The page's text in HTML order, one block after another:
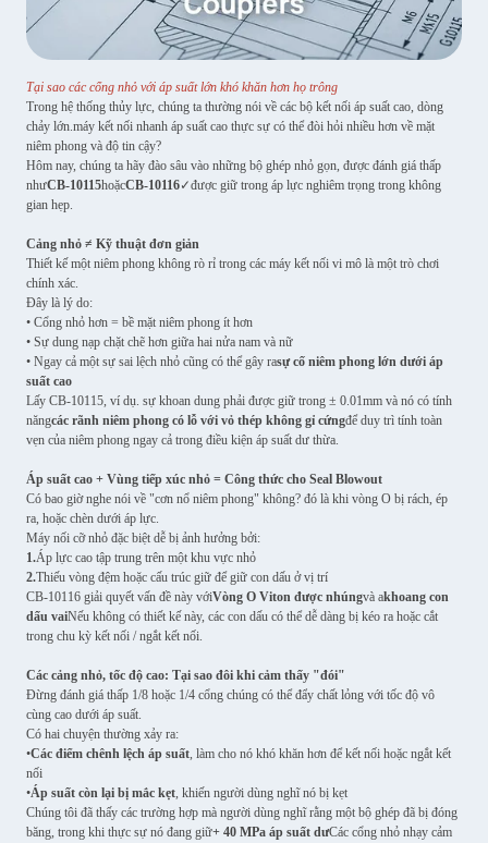
Tại sao các cổng nhỏ với áp suất lớn khó khăn hơn họ trông
Trong hệ thống thủy lực, chúng ta thường nói về các bộ kết nối áp suất cao, dòng
chảy lớn.máy kết nối nhanh áp suất cao thực sự có thể đòi hỏi nhiều hơn về mặt
niêm phong và độ tin cậy?
Hôm nay, chúng ta hãy đào sâu vào những bộ ghép nhỏ gọn, được đánh giá thấp
nhưCB-10115hoặcCB-10116✓được giữ trong áp lực nghiêm trọng trong không
gian hẹp.
Cảng nhỏ ≠ Kỹ thuật đơn giản
Thiết kế một niêm phong không rò rỉ trong các máy kết nối vi mô là một trò chơi
chính xác.
Đây là lý do:
• Cổng nhỏ hơn = bề mặt niêm phong ít hơn
• Sự dung nạp chặt chẽ hơn giữa hai nửa nam và nữ
• Ngay cả một sự sai lệch nhỏ cũng có thể gây rasự cố niêm phong lớn dưới áp
suất cao
Lấy CB-10115, ví dụ. sự khoan dung phải được giữ trong ± 0.01mm và nó có tính
năngcác rãnh niêm phong có lỗ với vỏ thép không gỉ cứngđể duy trì tính toàn
vẹn của niêm phong ngay cả trong điều kiện áp suất dư thừa.
Áp suất cao + Vùng tiếp xúc nhỏ = Công thức cho Seal Blowout
Có bao giờ nghe nói về "cơn nổ niêm phong" không? đó là khi vòng O bị rách, ép
ra, hoặc chèn dưới áp lực.
Máy nối cỡ nhỏ đặc biệt dễ bị ảnh hưởng bởi:
1.Áp lực cao tập trung trên một khu vực nhỏ
2.Thiếu vòng đệm hoặc cấu trúc giữ để giữ con dấu ở vị trí
CB-10116 giải quyết vấn đề này vớiVòng O Viton được nhúngvà akhoang con
dấu vaiNếu không có thiết kế này, các con dấu có thể dễ dàng bị kéo ra hoặc cắt
trong chu kỳ kết nối / ngắt kết nối.
Các cảng nhỏ, tốc độ cao: Tại sao đôi khi cảm thấy "đói"
Đừng đánh giá thấp 1/8 hoặc 1/4 cổng chúng có thể đẩy chất lỏng với tốc độ vô
cùng cao dưới áp suất.
Có hai chuyện thường xảy ra:
•Các điểm chênh lệch áp suất, làm cho nó khó khăn hơn để kết nối hoặc ngắt kết
nối
•Áp suất còn lại bị mắc kẹt, khiến người dùng nghĩ nó bị kẹt
Chúng tôi đã thấy các trường hợp mà người dùng nghĩ rằng một bộ ghép đã bị đóng
băng, trong khi thực sự nó đang giữ+ 40 MPa áp suất dưCác cổng nhỏ nhạy cảm